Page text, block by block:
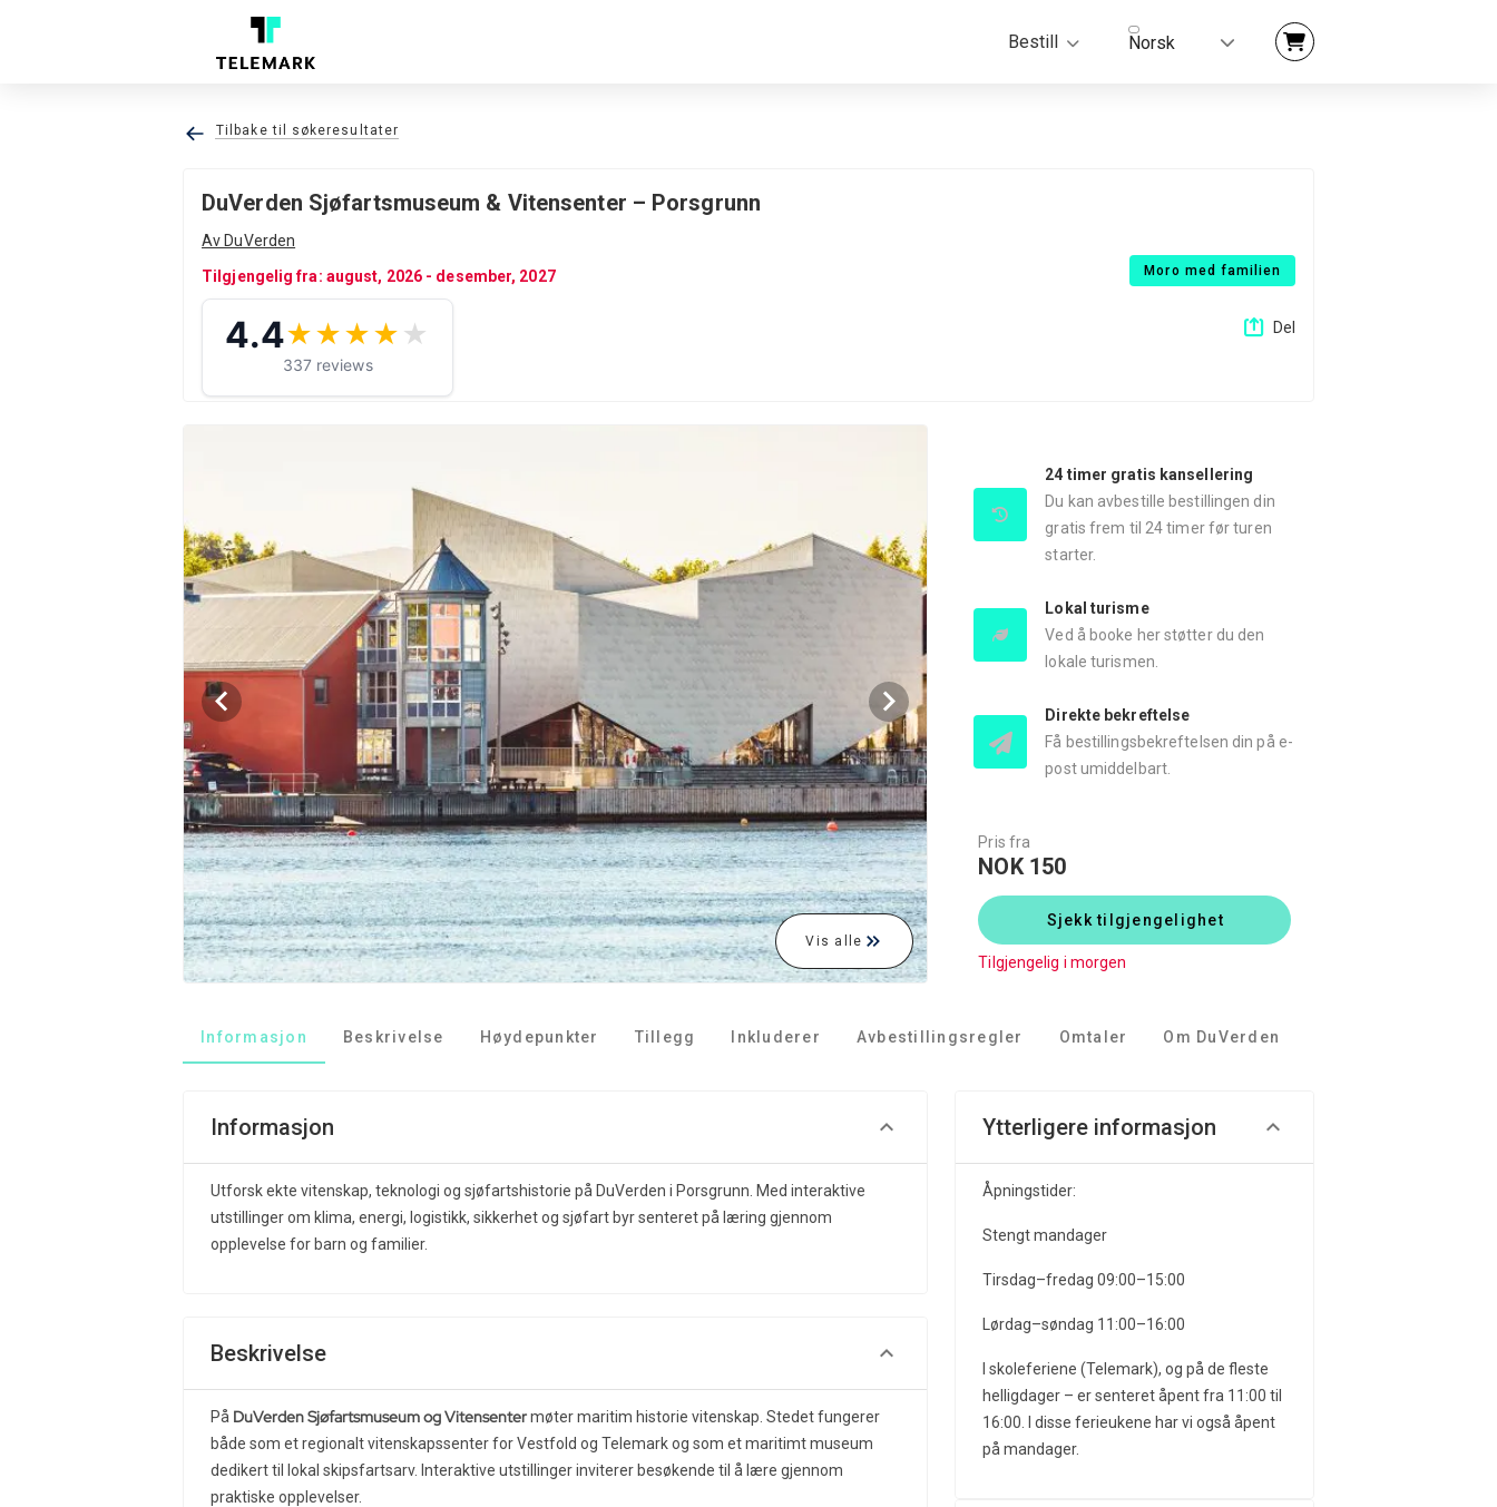
Bestill Norsk
Tilbake til søkeresultater
DuVerden Sjøfartsmuseum & Vitensenter – Porsgrunn
Av DuVerden
Tilgjengelig fra: august, 2026 - desember, 2027
Moro med familien
Del
Vis alle
24 timer gratis kansellering
Du kan avbestille bestillingen din
gratis frem til 24 timer før turen
starter.
Lokal turisme
Ved å booke her støtter du den
lokale turismen.
Direkte bekreftelse
Få bestillingsbekreftelsen din på e-
post umiddelbart.
Pris fra
NOK 150
Sjekk tilgjengelighet
Tilgjengelig i morgen
Informasjon Beskrivelse Høydepunkter Tillegg Inkluderer Avbestillingsregler Omtaler Om DuVerden
Informasjon
Utforsk ekte vitenskap, teknologi og sjøfartshistorie på DuVerden i Porsgrunn. Med interaktive
utstillinger om klima, energi, logistikk, sikkerhet og sjøfart byr senteret på læring gjennom
opplevelse for barn og familier.
Beskrivelse
På DuVerden Sjøfartsmuseum og Vitensentermøter maritim historie vitenskap. Stedet fungerer
både som et regionalt vitenskapssenter for Vestfold og Telemark og som et maritimt museum
dedikert til lokal skipsfartsarv. Interaktive utstillinger inviterer besøkende til å lære gjennom
praktiske opplevelser.
Ytterligere informasjon
Åpningstider:
Stengt mandager
Tirsdag–fredag ​​09:00–15:00
Lørdag–søndag 11:00–16:00
I skoleferiene (Telemark), og på de fleste
helligdager – er senteret åpent fra 11:00 til
16:00. I disse ferieukene har vi også åpent
på mandager.